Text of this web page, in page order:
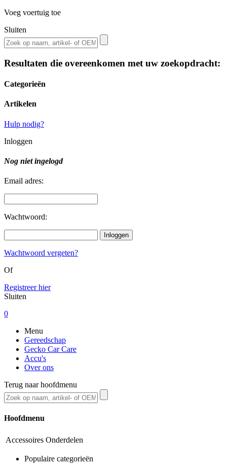
Voeg voertuig toe
Sluiten
Resultaten die overeenkomen met uw zoekopdracht:
Categorieën
Artikelen
Hulp nodig?
Inloggen
Nog niet ingelogd
Email adres:
Wachtwoord:
Wachtwoord vergeten?
Of
Registreer hier
Sluiten
0
Menu
Gereedschap
Gecko Car Care
Accu's
Over ons
Terug naar hoofdmenu
Hoofdmenu
Accessoires Onderdelen
Populaire categorieën